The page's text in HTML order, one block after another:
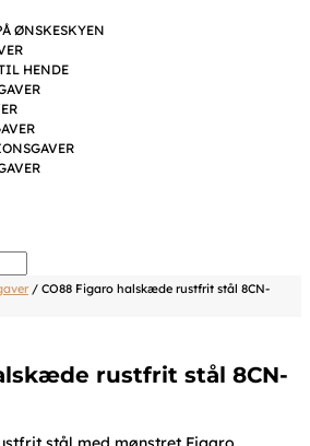
ØNSKESKYEN
HENDE
/ CO88 Figaro halskæde rustfrit stål 8CN-
rustfrit stål 8CN-